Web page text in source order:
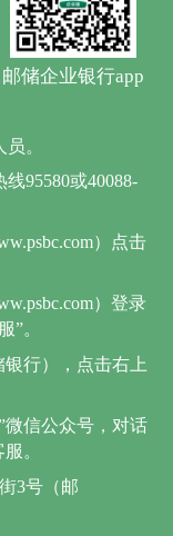
邮储企业银行app
。
95580或40088-
）点击
）登录
”。
行），点击右上
微信公众号，对话
。
3号（邮